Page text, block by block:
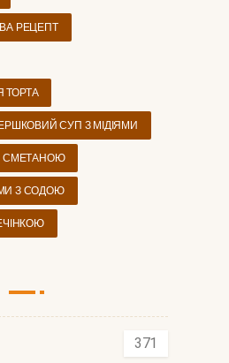
РЕЦЕПТ
ТОРТА
СУП З МІДІЯМИ
СМЕТАНОЮ
З СОДОЮ
371